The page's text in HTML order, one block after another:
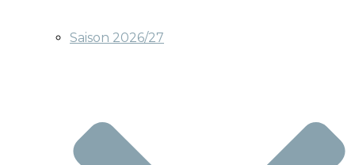
Saison 2026/27